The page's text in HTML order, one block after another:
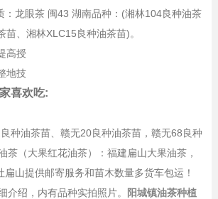
：龙眼茶 闽43 湖南品种：(湘林104良种油茶
苗、湘林XLC15良种油茶苗)。
喜欢吃:
种油茶苗、赣无20良种油茶苗，赣无68良种
茶（大果红花油茶）：福建扁山大果油茶，
山提供邮寄服务和苗木数量多货车包运！
介绍，内有品种实拍照片。
阳城镇油茶种植